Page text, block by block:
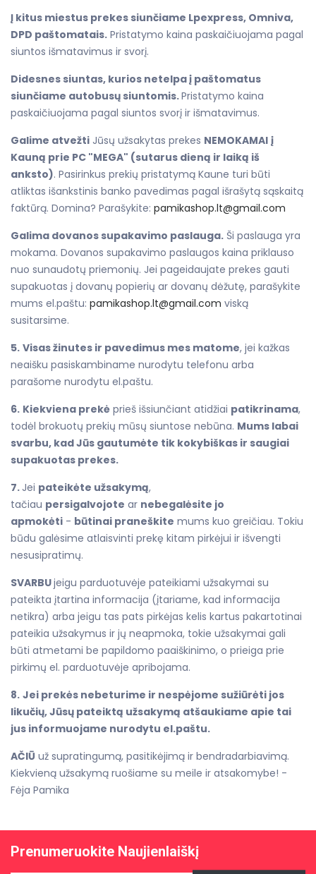
Į kitus miestus prekes siunčiame Lpexpress, Omniva,
DPD paštomatais. Pristatymo kaina paskaičiuojama pagal
siuntos išmatavimus ir svorį.
Didesnes siuntas, kurios netelpa į paštomatus
siunčiame autobusų siuntomis.Pristatymo kaina
paskaičiuojama pagal siuntos svorį ir išmatavimus.
Galime atvežti Jūsų užsakytas prekes NEMOKAMAI į
Kauną prie PC "MEGA" (sutarus dieną ir laiką iš
anksto). Pasirinkus prekių pristatymą Kaune turi būti
atliktas išankstinis banko pavedimas pagal išrašytą sąskaitą
faktūrą. Domina? Parašykite: pamikashop.lt@gmail.com
Galima dovanos supakavimo paslauga. Ši paslauga yra
mokama. Dovanos supakavimo paslaugos kaina priklauso
nuo sunaudotų priemonių. Jei pageidaujate prekes gauti
supakuotas į dovanų popierių ar dovanų dėžutę, parašykite
mums el.paštu: pamikashop.lt@gmail.com viską
susitarsime.
5. Visas žinutes ir pavedimus mes matome, jei kažkas
neaišku pasiskambiname nurodytu telefonu arba
parašome nurodytu el.paštu.
6. Kiekviena prekė prieš išsiunčiant atidžiai patikrinama,
todėl brokuotų prekių mūsų siuntose nebūna. Mums labai
svarbu, kad Jūs gautumėte tik kokybiškas ir saugiai
supakuotas prekes.
7. Jei pateikėte užsakymą,
tačiau persigalvojote ar nebegalėsite jo
apmokėti - būtinai praneškite mums kuo greičiau. Tokiu
būdu galėsime atlaisvinti prekę kitam pirkėjui ir išvengti
nesusipratimų.
SVARBUjeigu parduotuvėje pateikiami užsakymai su
pateikta įtartina informacija (įtariame, kad informacija
netikra) arba jeigu tas pats pirkėjas kelis kartus pakartotinai
pateikia užsakymus ir jų neapmoka, tokie užsakymai gali
būti atmetami be papildomo paaiškinimo, o prieiga prie
pirkimų el. parduotuvėje apribojama.
8. Jei prekės nebeturime ir nespėjome sužiūrėti jos
likučių, Jūsų pateiktą užsakymą atšaukiame apie tai
jus informuojame nurodytu el.paštu.
AČIŪ už supratingumą, pasitikėjimą ir bendradarbiavimą.
Kiekvieną užsakymą ruošiame su meile ir atsakomybe! -
Fėja Pamika
Prenumeruokite Naujienlaiškį